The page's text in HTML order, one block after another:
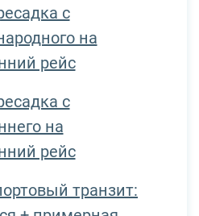
с
на
рейс
с
на
рейс
транзит: